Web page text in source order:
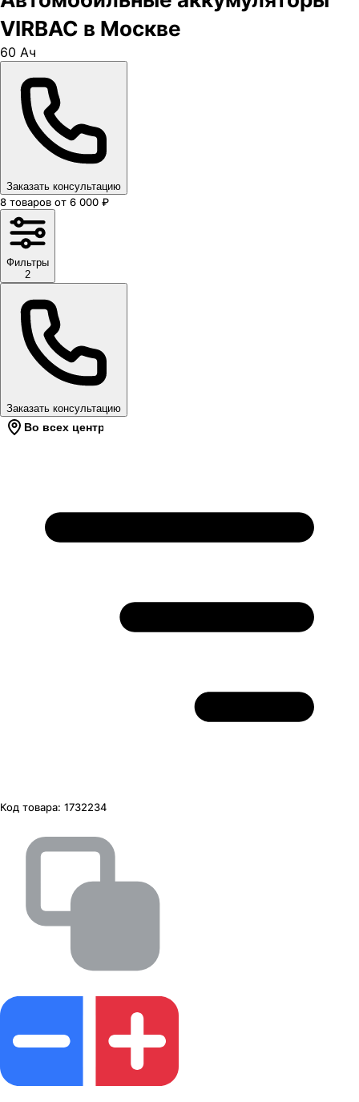
VIRBAC в Москве
60 Ач
Заказать консультацию
8 товаров от 6 000 ₽
Фильтры
2
Заказать консультацию
Во всех центрах
Код товара: 1732234